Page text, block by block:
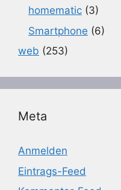
homematic (3)
Smartphone (6)
web (253)
Meta
Anmelden
Eintrags-Feed